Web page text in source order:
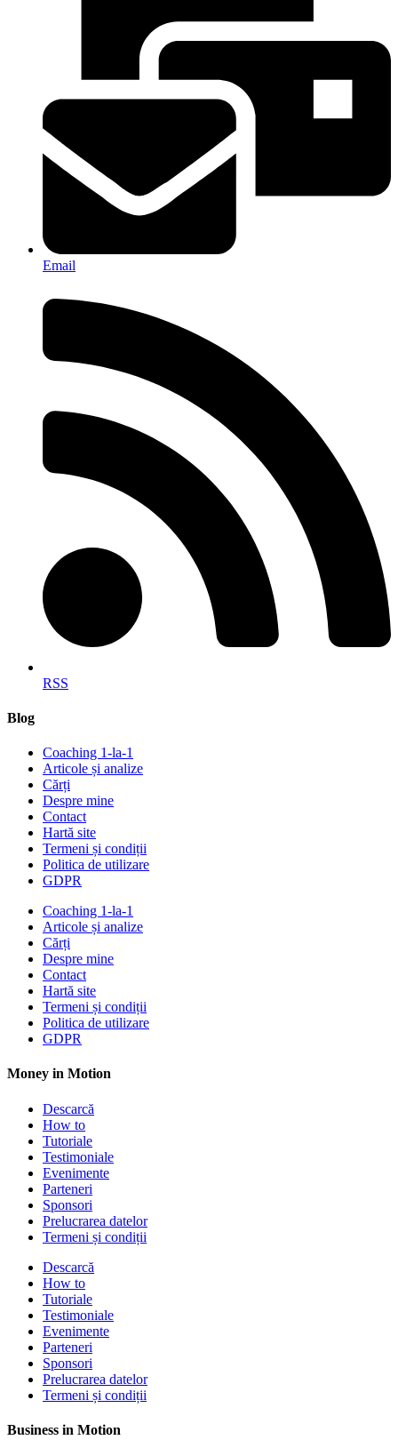
Email
RSS
Blog
Coaching 1-la-1
Articole și analize
Cărți
Despre mine
Contact
Hartă site
Termeni și condiții
Politica de utilizare
GDPR
Coaching 1-la-1
Articole și analize
Cărți
Despre mine
Contact
Hartă site
Termeni și condiții
Politica de utilizare
GDPR
Money in Motion
Descarcă
How to
Tutoriale
Testimoniale
Evenimente
Parteneri
Sponsori
Prelucrarea datelor
Termeni și condiții
Descarcă
How to
Tutoriale
Testimoniale
Evenimente
Parteneri
Sponsori
Prelucrarea datelor
Termeni și condiții
Business in Motion